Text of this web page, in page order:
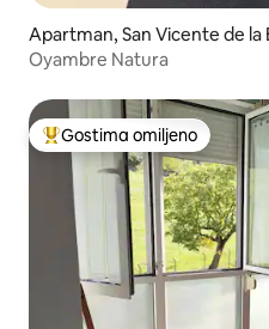
Apartman, San Vicente de la
Oyambre Natura
Najuspešniji među gostima
Gostima omiljeno